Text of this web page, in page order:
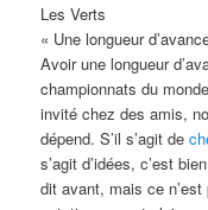
Les Verts
« Une longueur
Avoir une longueur
championnats du
invité chez des amis,
dépend. S’il s’agit de
s’agit d’idées, c’est
dit avant, mais ce